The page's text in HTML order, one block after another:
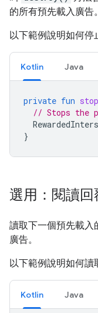
的所有預先載入廣告。
以下範例說明如何停
Kotlin Java
private fun
// Stops the
}
選用：閱讀回
讀取下一個預先載入
廣告。
以下範例說明如何讀
Kotlin Java